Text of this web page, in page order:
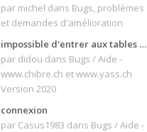
par michel dans Bugs, problèmes
et demandes d'amélioration
impossible d'entrer aux tables de jeux
par didou dans Bugs / Aide -
www.chibre.ch et www.yass.ch
Version 2020
connexion
par Casus1983 dans Bugs / Aide -